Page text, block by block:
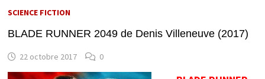
SCIENCE FICTION
BLADE RUNNER 2049 de Denis Villeneuve (2017)
22 octobre 2017 0